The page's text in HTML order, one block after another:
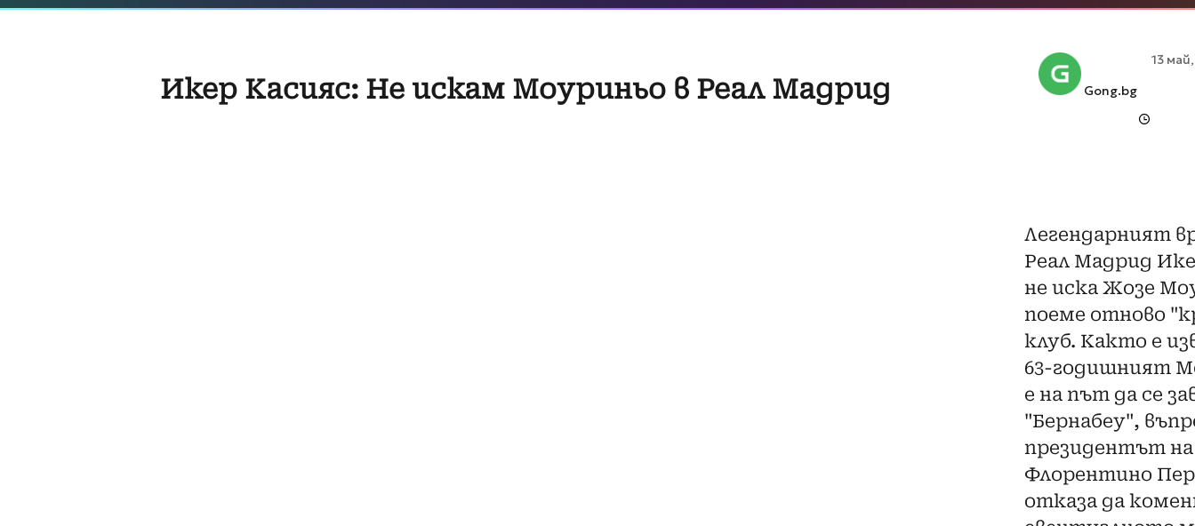
Икер Касияс: Не искам Моуриньо в Реал Мадрид Gong.bg
13
Легендарният
Реал Мадрид
не иска Жозе
поеме отново
клуб. Както е
63-годишният
е на път да се
"Бернабеу",
президентът
Флорентино
отказа да